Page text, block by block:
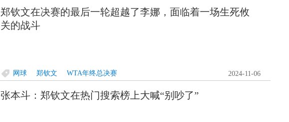
郑钦文在决赛的最后一轮超越了李娜，面临着一场生死攸
关的战斗
网球 郑钦文 WTA年终总决赛 2024-11-06
张本斗：郑钦文在热门搜索榜上大喊“别吵了”